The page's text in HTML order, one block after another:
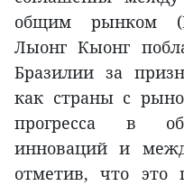
общим рынком
Лыонг Кыонг
Бразилии за
как страны с
прогресса в
инноваций и
отметив, что это